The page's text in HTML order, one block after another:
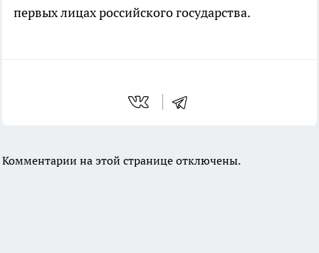
первых лицах российского государства.
Комментарии на этой странице отключены.